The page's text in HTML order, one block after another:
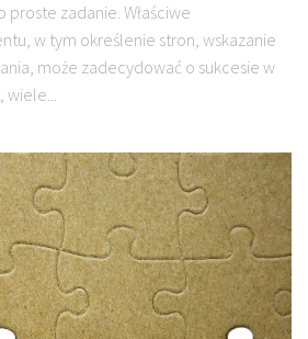
zadanie. Właściwe
w tym określenie stron, wskazanie
może zadecydować o sukcesie w
wiele...